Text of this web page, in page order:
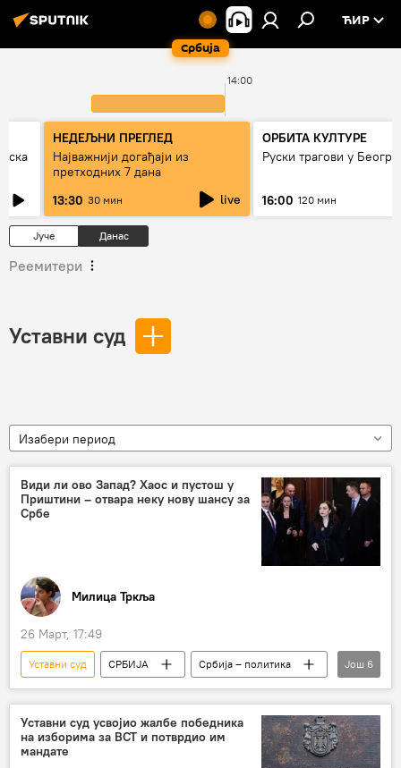
Србија
ЋИР
14:00
НЕДЕЉНИ ПРЕГЛЕД
Најважнији догађаји из
претходних 7 дана
13:30 30 мин live
ОРБИТА КУЛТУРЕ
Руски трагови у
16:00 120 мин
Јуче Данас
Реемитери
Уставни суд
Изабери период
Види ли ово Запад? Хаос и пустош у
Приштини – отвара неку нову шансу за
Србе
Милица Тркља
26 Март, 17:49
Уставни суд СРБИЈА
Србија – политика
Косово и Метохија (КиМ)
Приштина
Вјоса Османи
Аљбин Курти
парламент
избори
Још 6
Уставни суд усвојио жалбе победника
на изборима за ВСТ и потврдио им
мандате